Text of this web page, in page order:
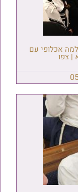
אכלופי עם
| צפו